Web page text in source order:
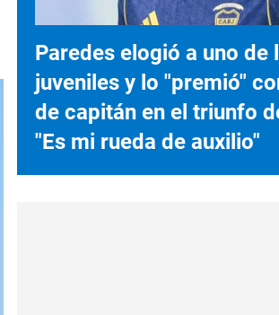
Paredes elogió a uno de
juveniles y lo "premió"
de capitán en el triunfo
"Es mi rueda de auxilio"